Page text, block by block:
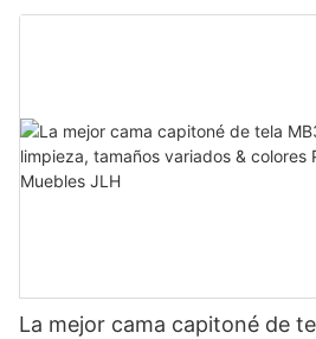
La mejor cama capitoné de